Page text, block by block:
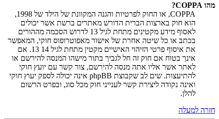
מהו COPPA?
COPPA, או החוק לפרטיות והגנה המקוונת של הילד של 1998,
הוא חוק בארצות הברית הדורש מאתרים ברשת אשר יכולים
לאסוף מידע מקטינים מתחת לגיל 13 לדרוש הסכמה מההורים
בכתב או כל שיטה אחרת של אישור מאפוטרופוס חוקי, המאפשר
את איסוף פרטי הזיהוי האישיים מקטין מתחת לגיל 14 13. אם
אינך בטוח אם חוק זה חל לגביך בתור מישהו המנסה להירשם או
לאתר אשר אליו אתה מנסה להירשם, צור קשר עם יועץ חוקי
להתיעצות. שים לב שקבוצת phpBB אינה יכולה לספק יעוץ חוקי
ואינה נקודה ליצירת קשר לענייני חוק מכל סוג, ובפרט הרשום
להלן.
חזרה למעלה